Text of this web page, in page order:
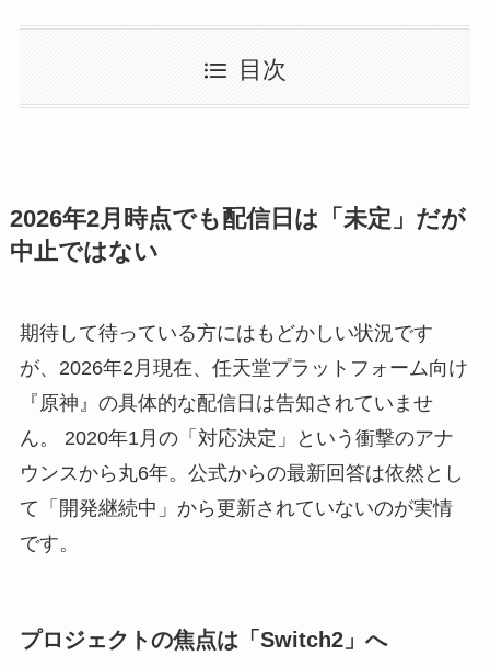
目次
2026年2月時点でも配信日は「未定」だが
中止ではない
期待して待っている方にはもどかしい状況です
が、2026年2月現在、任天堂プラットフォーム向け
『原神』の具体的な配信日は告知されていませ
ん。 2020年1月の「対応決定」という衝撃のアナ
ウンスから丸6年。公式からの最新回答は依然とし
て「開発継続中」から更新されていないのが実情
です。
プロジェクトの焦点は「Switch2」へ